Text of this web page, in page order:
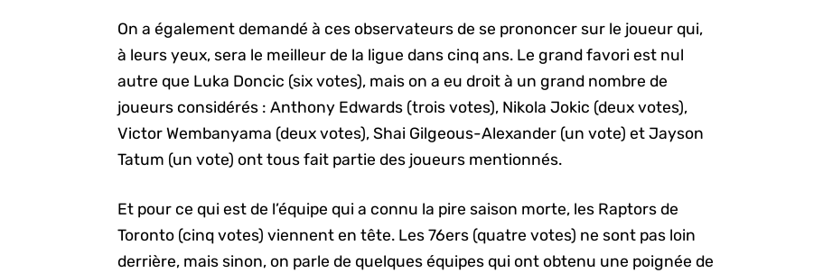
On a également demandé à ces observateurs de se prononcer sur le joueur qui,
à leurs yeux, sera le meilleur de la ligue dans cinq ans. Le grand favori est nul
autre que Luka Doncic (six votes), mais on a eu droit à un grand nombre de
joueurs considérés : Anthony Edwards (trois votes), Nikola Jokic (deux votes),
Victor Wembanyama (deux votes), Shai Gilgeous-Alexander (un vote) et Jayson
Tatum (un vote) ont tous fait partie des joueurs mentionnés.
Et pour ce qui est de l’équipe qui a connu la pire saison morte, les Raptors de
Toronto (cinq votes) viennent en tête. Les 76ers (quatre votes) ne sont pas loin
derrière, mais sinon, on parle de quelques équipes qui ont obtenu une poignée de